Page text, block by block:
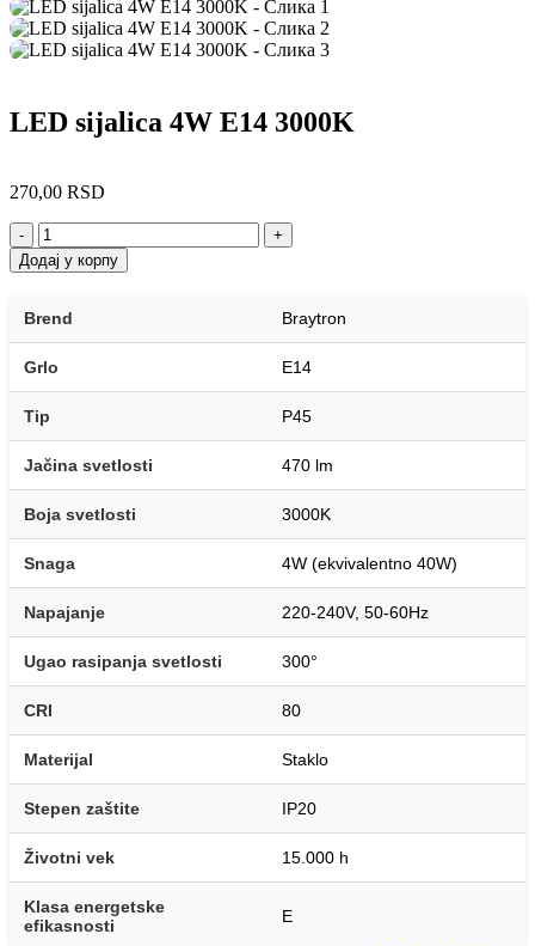
LED sijalica 4W E14 3000K
270,00 RSD
-
+
Додај у корпу
Brend Braytron
Grlo E14
Tip P45
Jačina svetlosti 470 lm
Boja svetlosti 3000K
Snaga 4W (ekvivalentno 40W)
Napajanje 220-240V, 50-60Hz
Ugao rasipanja svetlosti 300°
CRI 80
Materijal Staklo
Stepen zaštite IP20
Životni vek 15.000 h
Klasa energetske
efikasnosti
E